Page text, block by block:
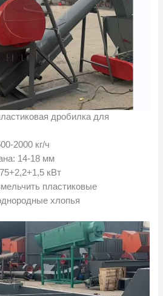
дробилка для
2000 кг/ч
14-18 мм
кВт
пластиковые
хлопья